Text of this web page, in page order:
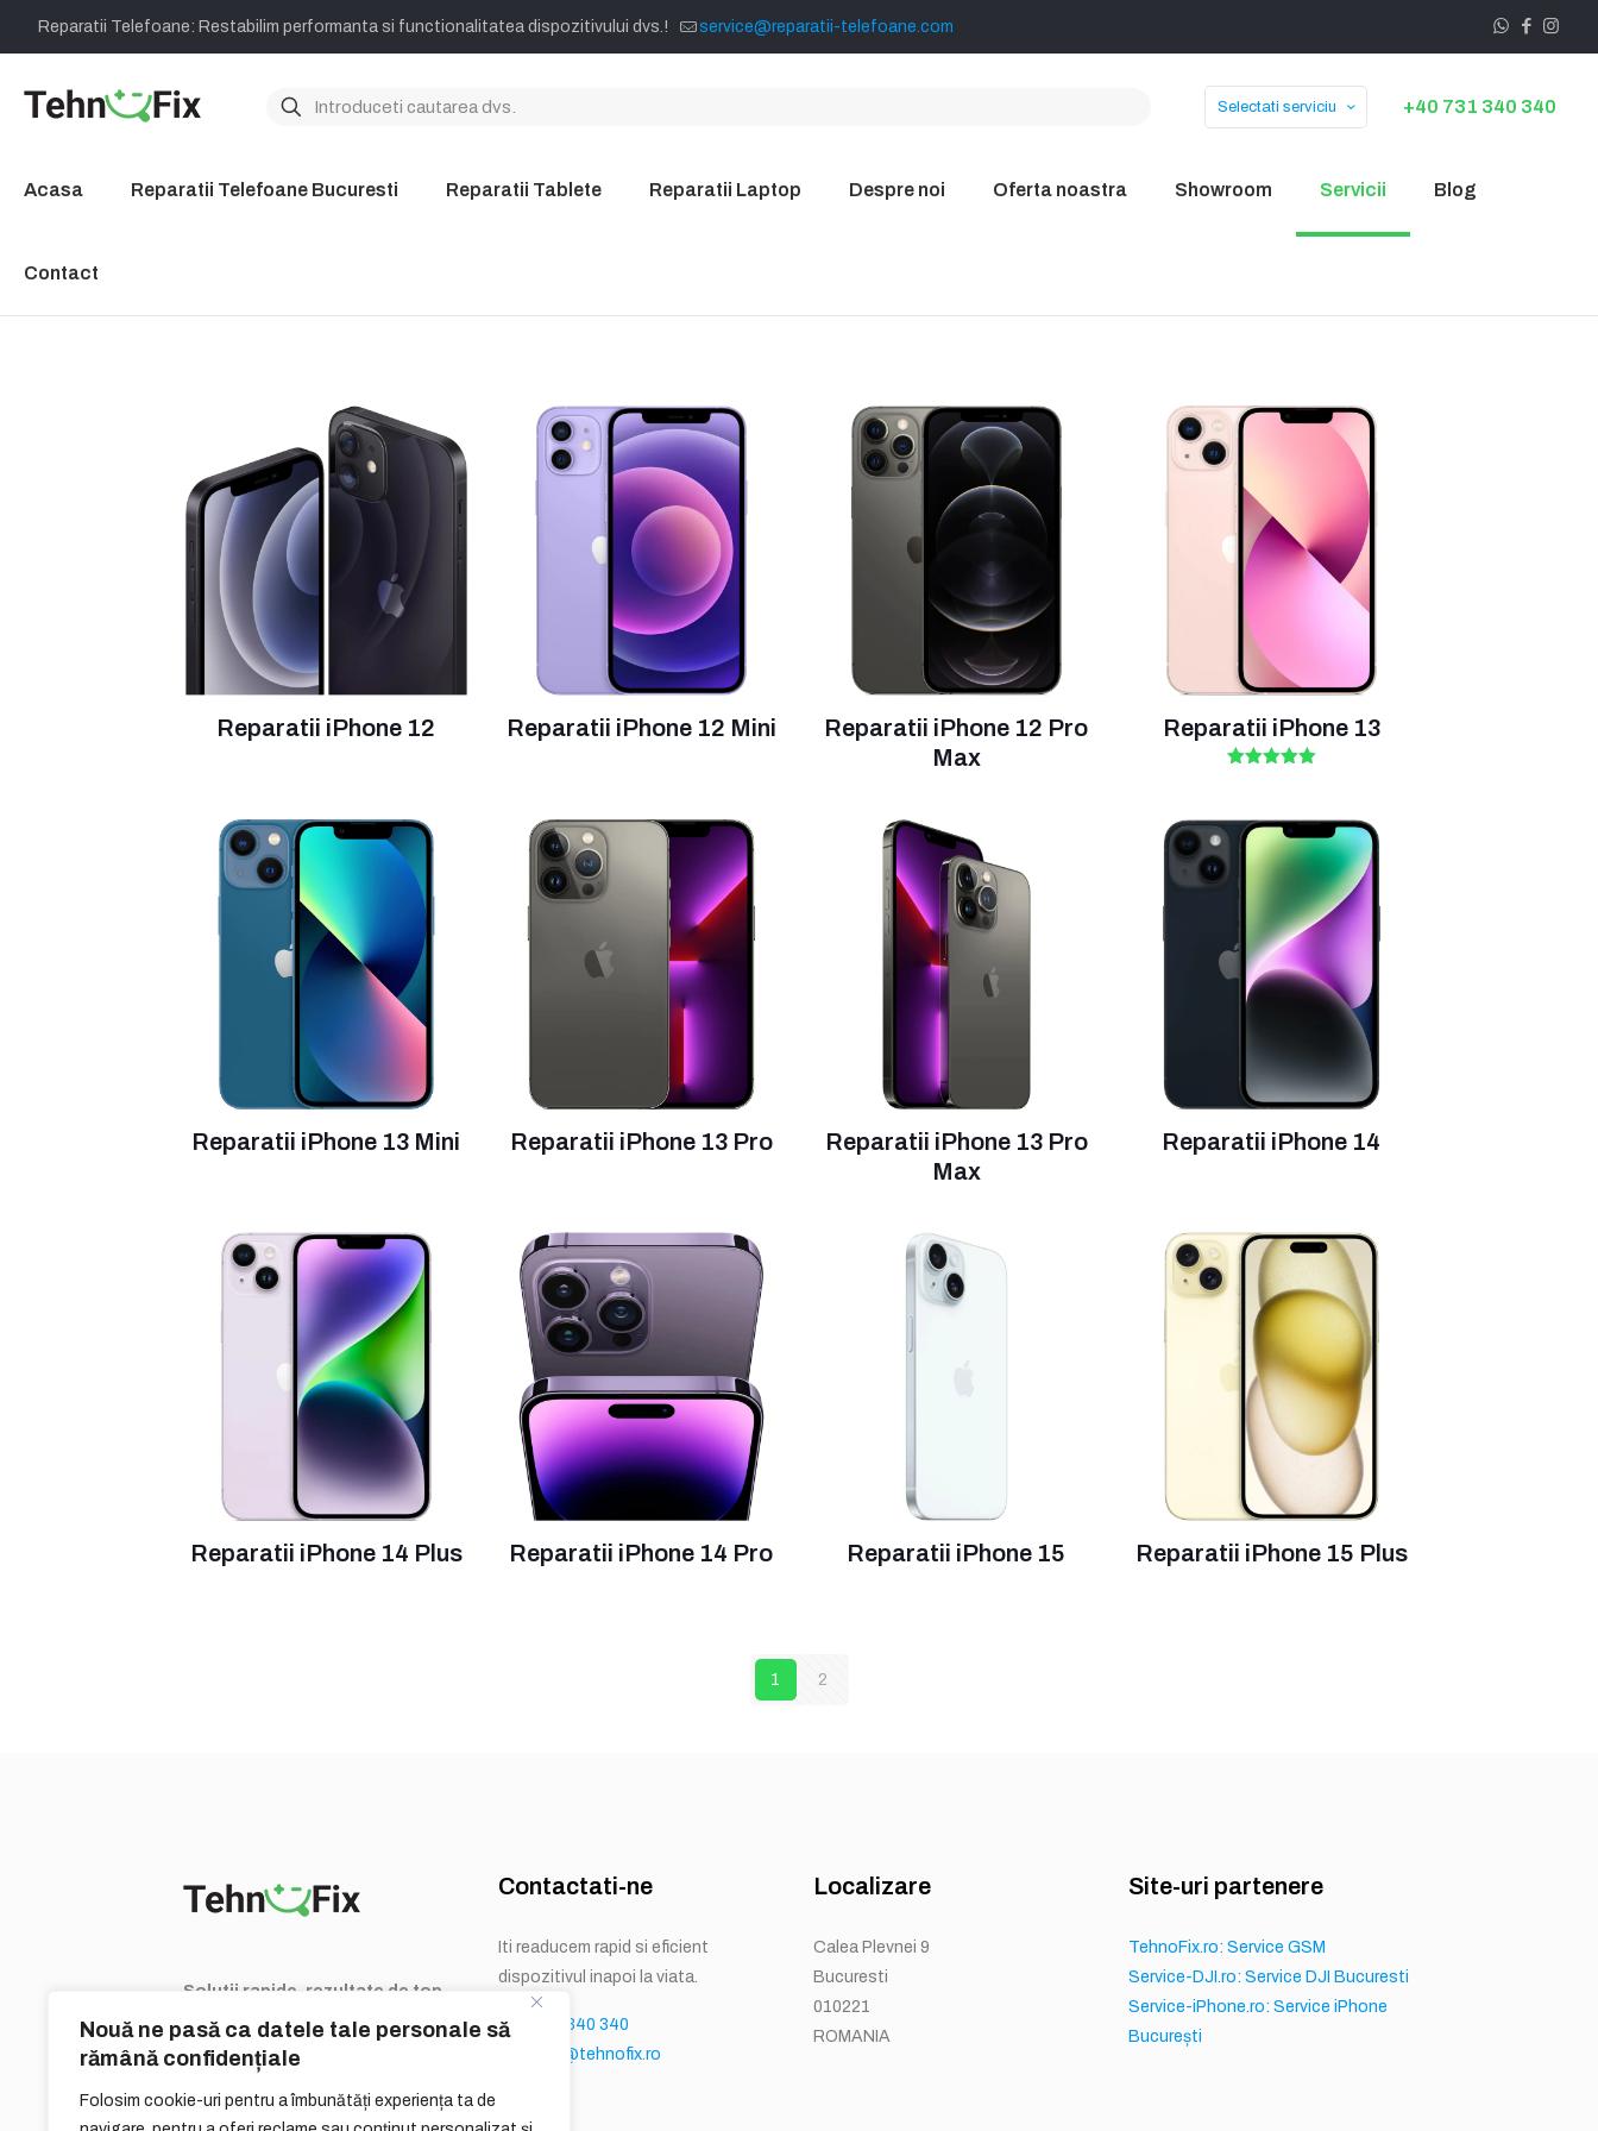
Nouă ne pasă ca datele tale personale să
rămână confidențiale
Folosim cookie-uri pentru a îmbunătăți experiența ta de
Reparatii Telefoane: Restabilim performanta si functionalitatea dispozitivului dvs.! service@reparatii-telefoane.com
Selectati serviciu +40 731 340 340
Acasa Reparatii Telefoane Bucuresti Reparatii Tablete Reparatii Laptop Despre noi Oferta noastra Showroom Servicii Blog
Contact
Reparatii iPhone 12 Reparatii iPhone 12 Mini
Reparatii iPhone 12 Pro
Max
Reparatii iPhone 13
Reparatii iPhone 13 Mini Reparatii iPhone 13 Pro
Reparatii iPhone 13 Pro
Max
Reparatii iPhone 14
Reparatii iPhone 14 Plus Reparatii iPhone 14 Pro Reparatii iPhone 15 Reparatii iPhone 15 Plus
1 2
Solutii rapide, rezultate de top,
experti TehnoFix.
Contactati-ne
Iti readucem rapid si eficient
dispozitivul inapoi la viata.
+40 731 340 340
contact@tehnofix.ro
Localizare
Calea Plevnei 9
Bucuresti
010221
ROMANIA
Site-uri partenere
TehnoFix.ro: Service GSM
Service-DJI.ro: Service DJI Bucuresti
Service-iPhone.ro: Service iPhone
București